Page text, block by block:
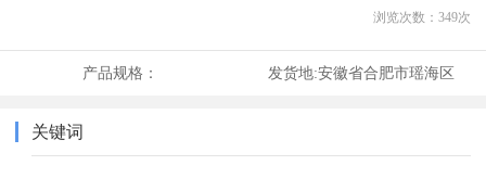
浏览次数： 349次
产品规格： 发货地:安徽省合肥市瑶海区
关键词